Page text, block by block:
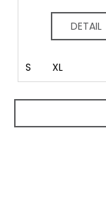
DETAIL
S XL